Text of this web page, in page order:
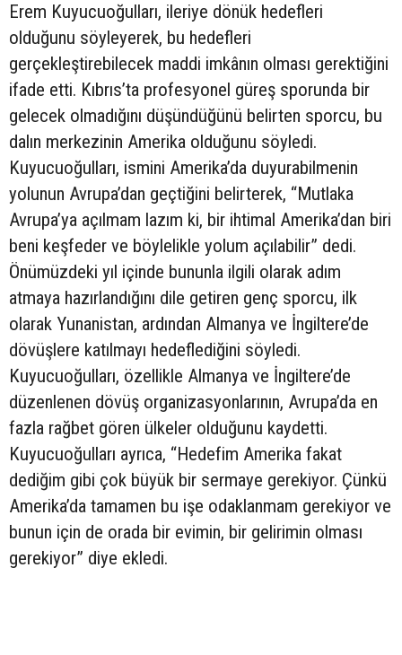
Erem Kuyucuoğulları, ileriye dönük hedefleri
olduğunu söyleyerek, bu hedefleri
gerçekleştirebilecek maddi imkânın olması gerektiğini
ifade etti. Kıbrıs’ta profesyonel güreş sporunda bir
gelecek olmadığını düşündüğünü belirten sporcu, bu
dalın merkezinin Amerika olduğunu söyledi.
Kuyucuoğulları, ismini Amerika’da duyurabilmenin
yolunun Avrupa’dan geçtiğini belirterek, “Mutlaka
Avrupa’ya açılmam lazım ki, bir ihtimal Amerika’dan biri
beni keşfeder ve böylelikle yolum açılabilir” dedi.
Önümüzdeki yıl içinde bununla ilgili olarak adım
atmaya hazırlandığını dile getiren genç sporcu, ilk
olarak Yunanistan, ardından Almanya ve İngiltere’de
dövüşlere katılmayı hedeflediğini söyledi.
Kuyucuoğulları, özellikle Almanya ve İngiltere’de
düzenlenen dövüş organizasyonlarının, Avrupa’da en
fazla rağbet gören ülkeler olduğunu kaydetti.
Kuyucuoğulları ayrıca, “Hedefim Amerika fakat
dediğim gibi çok büyük bir sermaye gerekiyor. Çünkü
Amerika’da tamamen bu işe odaklanmam gerekiyor ve
bunun için de orada bir evimin, bir gelirimin olması
gerekiyor” diye ekledi.